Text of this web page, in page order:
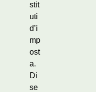
stit
uti
d’i
mp
ost
a.
Di
se